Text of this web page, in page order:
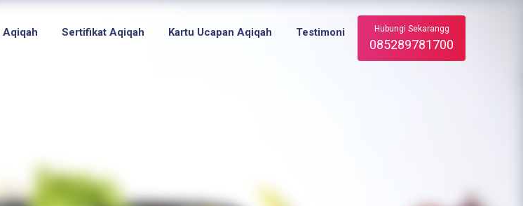
Aqiqah Sertifikat Aqiqah Kartu Ucapan Aqiqah Testimoni Hubungi Sekarangg
085289781700